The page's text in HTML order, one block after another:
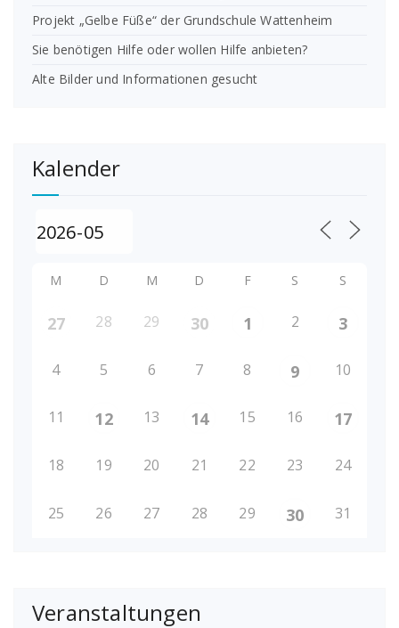
Projekt „Gelbe Füße“ der Grundschule Wattenheim
Sie benötigen Hilfe oder wollen Hilfe anbieten?
Alte Bilder und Informationen gesucht
Kalender
M D M D F S S
27 28 29 30 1 2 3
4 5 6 7 8 9 10
11 12 13 14 15 16 17
18 19 20 21 22 23 24
25 26 27 28 29 30 31
Veranstaltungen